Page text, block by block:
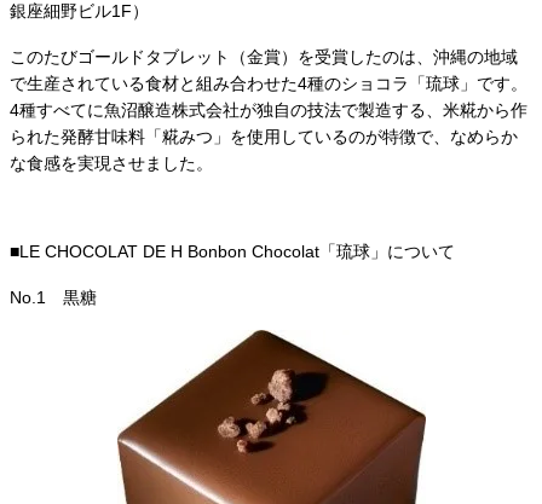
銀座細野ビル1F）
このたびゴールドタブレット（金賞）を受賞したのは、沖縄の地域
で生産されている食材と組み合わせた4種のショコラ「琉球」です。
4種すべてに魚沼醸造株式会社が独自の技法で製造する、米糀から作
られた発酵甘味料「糀みつ」を使用しているのが特徴で、なめらか
な食感を実現させました。
■LE CHOCOLAT DE H Bonbon Chocolat「琉球」について
No.1 黒糖